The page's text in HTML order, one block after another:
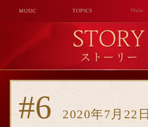
#6 2020年7月22日